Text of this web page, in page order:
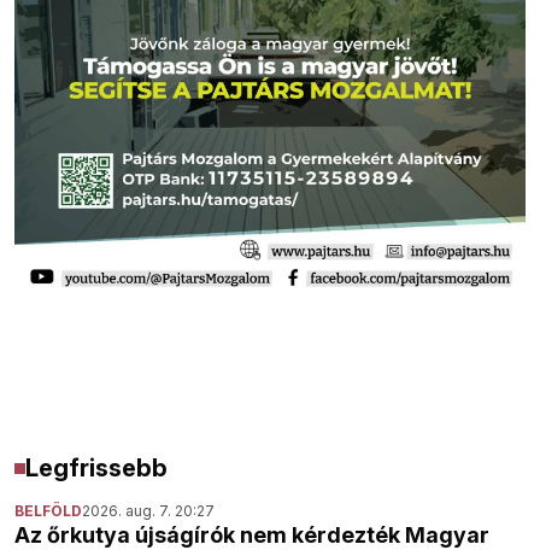
Legfrissebb
BELFÖLD2026. aug. 7. 20:27
Az őrkutya újságírók nem kérdezték Magyar